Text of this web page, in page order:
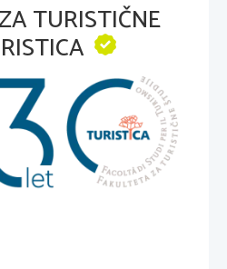
TURISTIČNE